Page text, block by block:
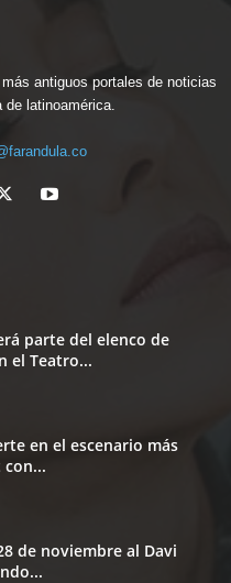
antiguos portales de noticias
de latinoamérica.
parte del elenco de
el Teatro...
en el escenario más
de noviembre al Davi